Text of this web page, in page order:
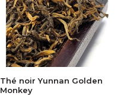
Thé noir Yunnan Golden
Monkey